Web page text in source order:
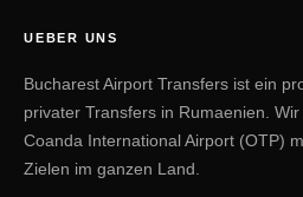
UEBER UNS
Bucharest Airport Transfers ist ein
privater Transfers in Rumaenien.
Coanda International Airport (OTP)
Zielen im ganzen Land.